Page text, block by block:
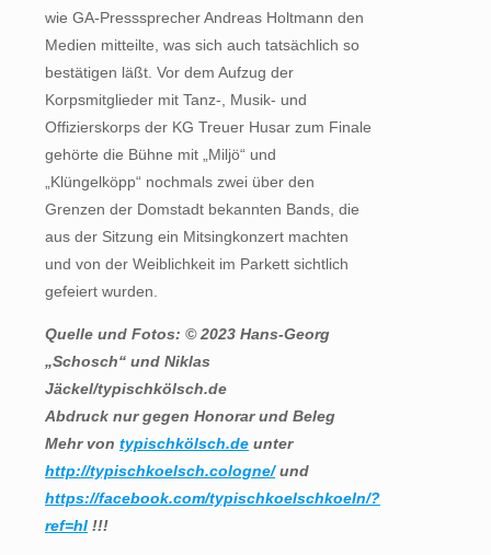
wie GA-Presssprecher Andreas Holtmann den
Medien mitteilte, was sich auch tatsächlich so
bestätigen läßt. Vor dem Aufzug der
Korpsmitglieder mit Tanz-, Musik- und
Offizierskorps der KG Treuer Husar zum Finale
gehörte die Bühne mit „Miljö“ und
„Klüngelköpp“ nochmals zwei über den
Grenzen der Domstadt bekannten Bands, die
aus der Sitzung ein Mitsingkonzert machten
und von der Weiblichkeit im Parkett sichtlich
gefeiert wurden.
Quelle und Fotos: © 2023 Hans-Georg
„Schosch“ und Niklas
Jäckel/typischkölsch.de
Abdruck nur gegen Honorar und Beleg
Mehr von typischkölsch.de unter
http://typischkoelsch.cologne/und
https://facebook.com/typischkoelschkoeln/?
ref=hl !!!